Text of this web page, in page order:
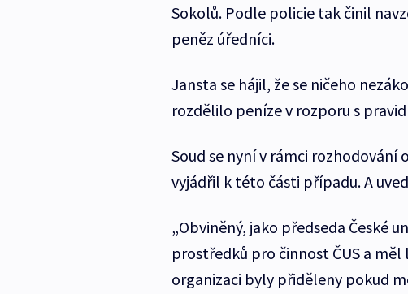
Sokolů. Podle policie tak činil
peněz úředníci.
Jansta se hájil, že se ničeho
rozdělilo peníze v rozporu s
Soud se nyní v rámci
vyjádřil k této části případu. A
„Obviněný, jako předseda České
prostředků pro činnost ČUS a
organizaci byly přiděleny pokud